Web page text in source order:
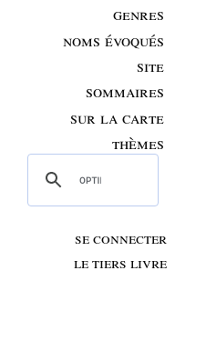
genres
noms évoqués
site
sommaires
sur la carte
thèmes
se connecter
le tiers livre